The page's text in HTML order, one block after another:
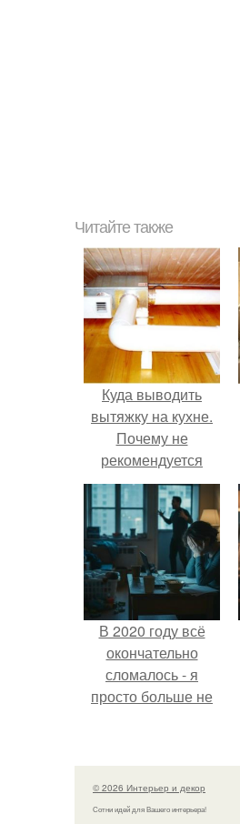
Читайте также
Куда выводить
вытяжку на кухне.
Почему не
рекомендуется
выводить вытяжку
в вентиляцию
В 2020 году всё
окончательно
сломалось - я
просто больше не
© 2026 Интерьер и декор
Сотни идей для Вашего интерьера!